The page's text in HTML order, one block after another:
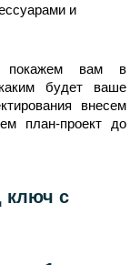
и
покажем вам в
будет ваше
внесем
план-проект до
ключ с